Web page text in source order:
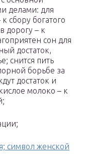
делами: для
сбору богатого
дорогу – к
сон для
достаток,
снится пить
борьбе за
достаток и
молоко – к
символ женской